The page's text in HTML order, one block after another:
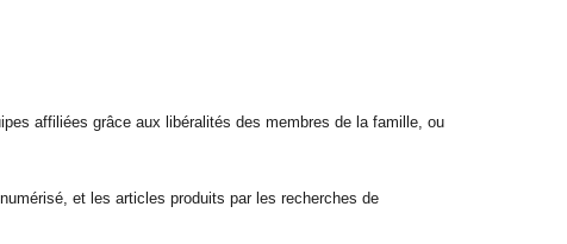
affiliées grâce aux libéralités des membres de la famille, ou
et les articles produits par les recherches de